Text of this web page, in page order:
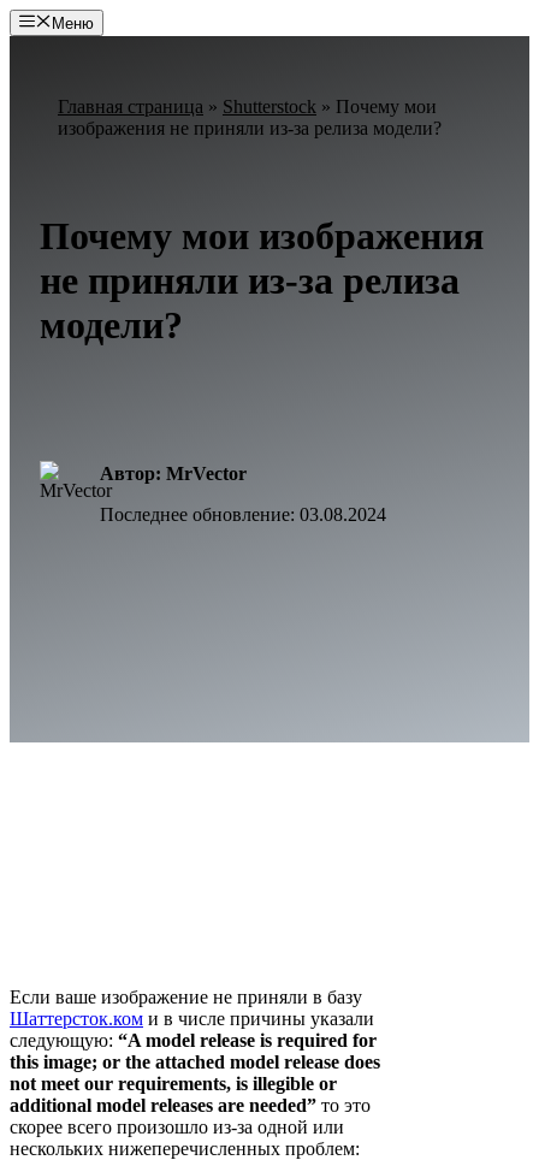
Перейти
к
Меню
Главная страница » Shutterstock » Почему мои
изображения не приняли из-за релиза модели?
Почему мои изображения
не приняли из-за релиза
модели?
Автор: MrVector
Последнее обновление: 03.08.2024
Если ваше изображение не приняли в базу
Шаттерсток.ком и в числе причины указали
следующую: “A model release is required for
this image; or the attached model release does
not meet our requirements, is illegible or
additional model releases are needed” то это
скорее всего произошло из-за одной или
нескольких нижеперечисленных проблем: